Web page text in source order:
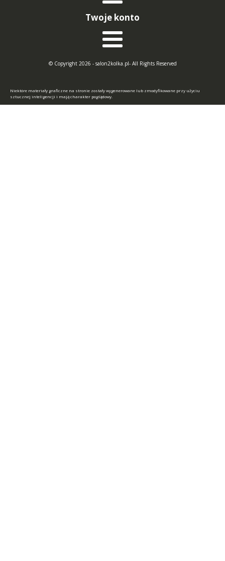
Twoje konto
© Copyright 2026 - salon2kolka.pl- All Rights Reserved
Niektóre materiały graficzne na stronie zostały wygenerowane lub zmodyfikowane przy użyciu
sztucznej inteligencji i mają charakter poglądowy.